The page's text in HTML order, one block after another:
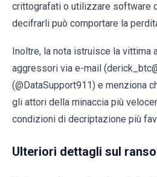
crittografati o utilizzare software
decifrarli può comportare la
Inoltre, la nota istruisce la vittima
aggressori via e-mail
(@DataSupport911) e menziona
gli attori della minaccia più
condizioni di decriptazione più
Ulteriori dettagli sul